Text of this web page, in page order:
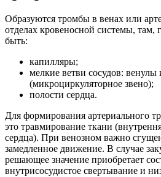
Образуются тромбы в венах или
отделах кровеносной системы, там,
быть:
капилляры;
мелкие ветви сосудов: венулы
(микроциркуляторное звено);
полости сердца.
Для формирования артериального
это травмирование ткани
сердца). При венозном важно
замедленное движение. В случае
решающее значение приобретает
внутрисосудистое свертывание и